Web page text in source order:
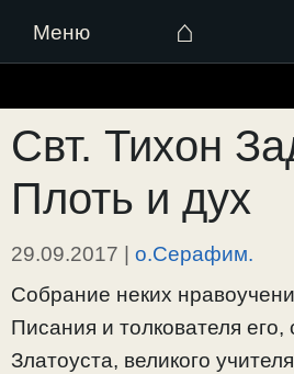
Меню ⌂
к
содержимому
Свт. Тихон
Плоть и дух
29.09.2017 | о.Серафим.
Собрание неких
Писания и толкователя
Златоуста, великого